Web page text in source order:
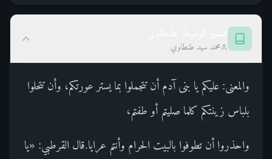
محمد سيد طنطاوي
والمعنى: عليكم يا بنى آدم أن تتجملوا بما يستر عورتكم، وأن تتحلوا
بلباس زينتكم كلما صليتم أو طفتم،
واحذروا أن تطوفوا بالبيت الحرام وأنتم عرايا.قال القرطبي: «يا